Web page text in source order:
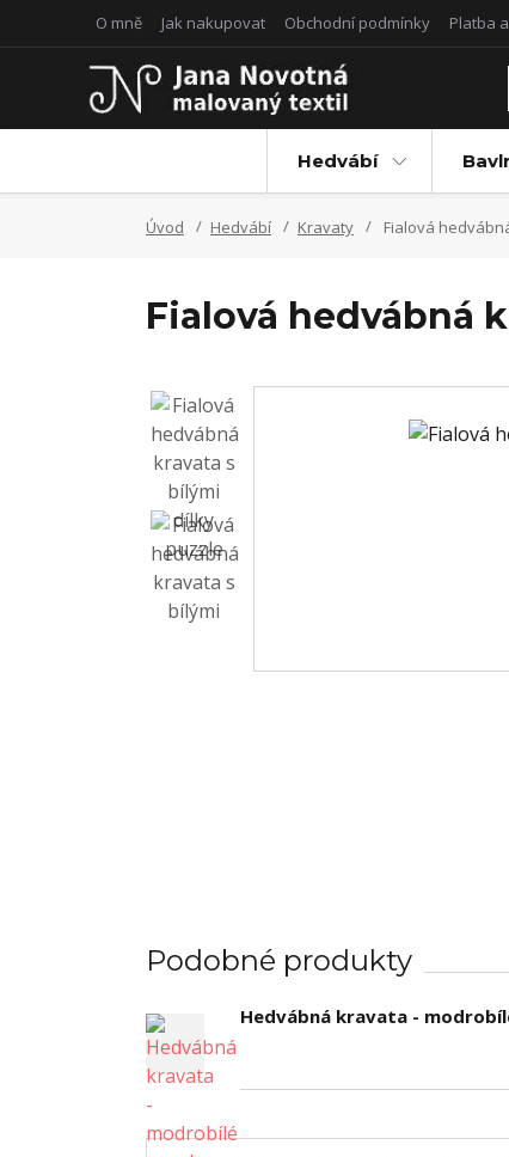
O mně Jak nakupovat Obchodní podmínky Platba
Hedvábí
Úvod Hedvábí Kravaty Fialová
Fialová hedvábná
Podobné produkty
Hedvábná kravata -